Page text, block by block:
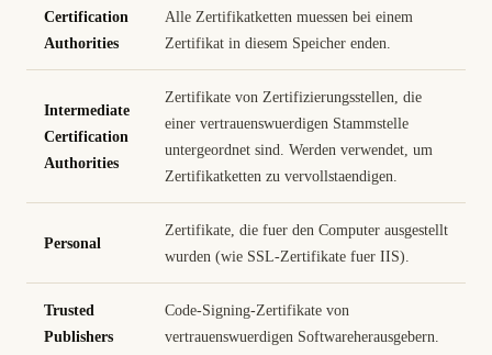
Certification
Authorities
Alle Zertifikatketten muessen bei einem
Zertifikat in diesem Speicher enden.
Intermediate
Certification
Authorities
Zertifikate von Zertifizierungsstellen, die
einer vertrauenswuerdigen Stammstelle
untergeordnet sind. Werden verwendet, um
Zertifikatketten zu vervollstaendigen.
Personal
Zertifikate, die fuer den Computer ausgestellt
wurden (wie SSL-Zertifikate fuer IIS).
Trusted
Publishers
Code-Signing-Zertifikate von
vertrauenswuerdigen Softwareherausgebern.